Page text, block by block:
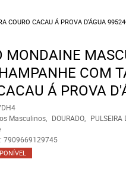
COURO CACAU Á PROVA D'ÁGUA
MONDAINE
COM
Á PROVA
Masculinos DOURADO PULSEIRA
7909669129745